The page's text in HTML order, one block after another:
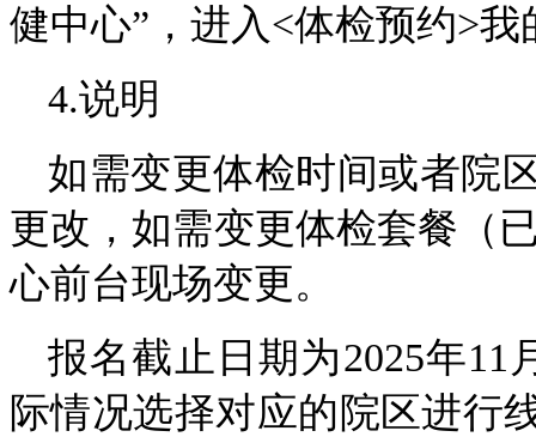
健中心”，进入<体检预约>
4.说明
如需变更体检时间或者院
更改，如需变更体检套餐（
心前台现场变更。
报名截止日期为2025年
际情况选择对应的院区进行